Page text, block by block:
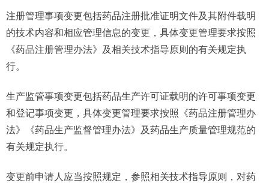
注册管理事项变更包括药品注册批准证明文件及其附件载明
的技术内容和相应管理信息的变更，具体变更管理要求按照
《药品注册管理办法》及相关技术指导原则的有关规定执
行。
生产监管事项变更包括药品生产许可证载明的许可事项变更
和登记事项变更，具体变更管理要求按照《药品注册管理办
法》《药品生产监督管理办法》及药品生产质量管理规范的
有关规定执行。
变更前申请人应当按照规定，参照相关技术指导原则，对药